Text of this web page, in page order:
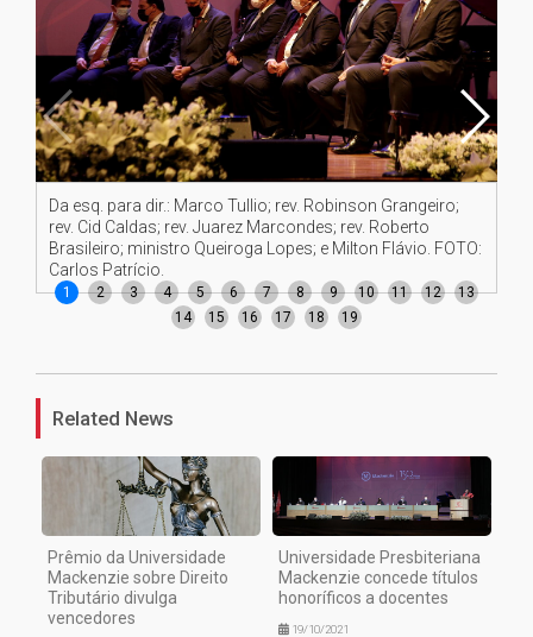
Da esq. para dir.: Marco Tullio; rev. Robinson Grangeiro;
rev. Cid Caldas; rev. Juarez Marcondes; rev. Roberto
Brasileiro; ministro Queiroga Lopes; e Milton Flávio. FOTO:
Carlos Patrício.
1 2 3 4 5 6 7 8 9 10 11 12
13
14
15 16 17 18 19
Related News
Prêmio da Universidade
Mackenzie sobre Direito
Tributário divulga
vencedores
Universidade Presbiteriana
Mackenzie concede títulos
honoríficos a docentes
19/10/2021